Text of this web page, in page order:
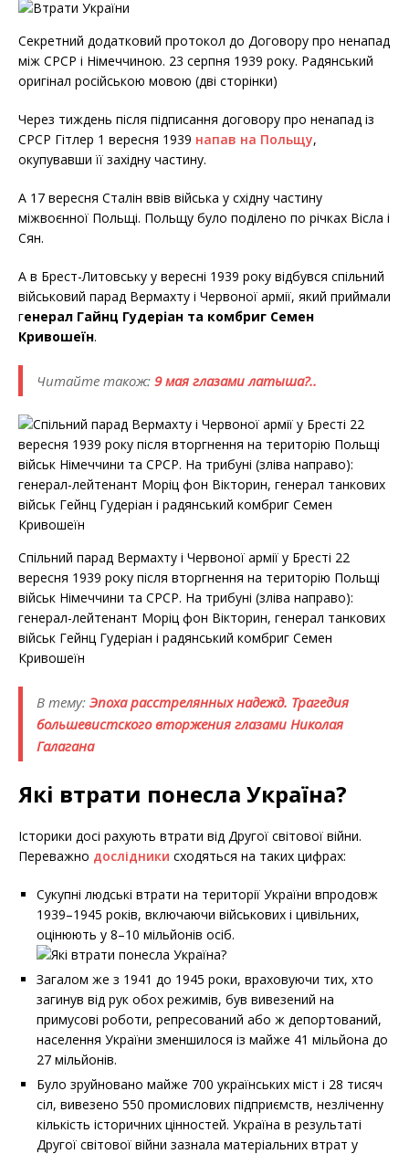
Секретний додатковий протокол до Договору про ненапад
між СРСР і Німеччиною. 23 серпня 1939 року. Радянський
оригінал російською мовою (дві сторінки)
Через тиждень після підписання договору про ненапад із
СРСР Гітлер 1 вересня 1939 напав на Польщу,
окупувавши її західну частину.
А 17 вересня Сталін ввів війська у східну частину
міжвоєнної Польщі. Польщу було поділено по річках Вісла і
Сян.
А в Брест-Литовську у вересні 1939 року відбувся спільний
військовий парад Вермахту і Червоної армії, який приймали
генерал Гайнц Гудеріан та комбриг Семен
Кривошеїн.
Читайте також: 9 мая глазами латыша?..
Спільний парад Вермахту і Червоної армії у Бресті 22
вересня 1939 року після вторгнення на територію Польщі
військ Німеччини та СРСР. На трибуні (зліва направо):
генерал-лейтенант Моріц фон Вікторин, генерал танкових
військ Гейнц Гудеріан і радянський комбриг Семен
Кривошеїн
В тему: Эпоха расстрелянных надежд. Трагедия
большевистского вторжения глазами Николая
Галагана
Які втрати понесла Україна?
Історики досі рахують втрати від Другої світової війни.
Переважно дослідники сходяться на таких цифрах:
Сукупні людські втрати на території України впродовж
1939–1945 років, включаючи військових і цивільних,
оцінюють у 8–10 мільйонів осіб.
Загалом же з 1941 до 1945 роки, враховуючи тих, хто
загинув від рук обох режимів, був вивезений на
примусові роботи, репресований або ж депортований,
населення України зменшилося із майже 41 мільйона до
27 мільйонів.
Було зруйновано майже 700 українських міст і 28 тисяч
сіл, вивезено 550 промислових підприємств, незліченну
кількість історичних цінностей. Україна в результаті
Другої світової війни зазнала матеріальних втрат у